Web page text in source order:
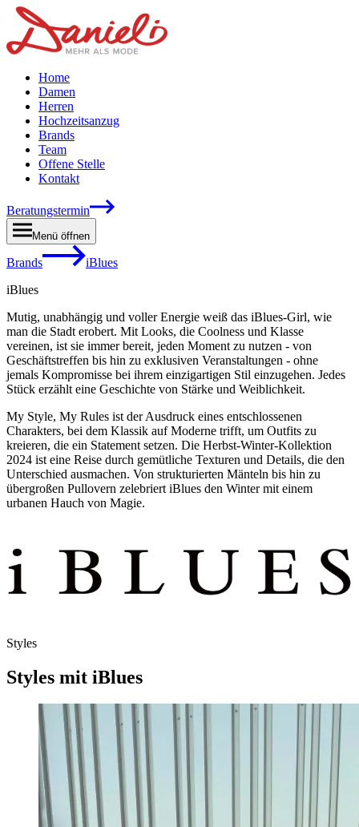
Home
Damen
Herren
Hochzeitsanzug
Brands
Team
Offene Stelle
Kontakt
Beratungstermin
Menü öffnen
Brands
iBlues
iBlues
Mutig, unabhängig und voller Energie weiß das iBlues-Girl, wie
man die Stadt erobert. Mit Looks, die Coolness und Klasse
vereinen, ist sie immer bereit, jeden Moment zu nutzen - von
Geschäftstreffen bis hin zu exklusiven Veranstaltungen - ohne
jemals Kompromisse bei ihrem einzigartigen Stil einzugehen. Jedes
Stück erzählt eine Geschichte von Stärke und Weiblichkeit.
My Style, My Rules ist der Ausdruck eines entschlossenen
Charakters, bei dem Klassik auf Moderne trifft, um Outfits zu
kreieren, die ein Statement setzen. Die Herbst-Winter-Kollektion
2024 ist eine Reise durch gemütliche Texturen und Details, die den
Unterschied ausmachen. Von strukturierten Mänteln bis hin zu
übergroßen Pullovern zelebriert iBlues den Winter mit einem
urbanen Hauch von Magie.
Styles
Styles mit iBlues